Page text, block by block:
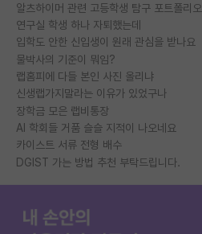
알츠하이머 관련 고등학생 탐구 포트폴리오
연구실 학생 하나 자퇴했는데
입학도 안한 신입생이 원래 관심을 받나요
물박사의 기준이 뭐임?
랩홈피에 다들 본인 사진 올리냐
신생랩가지말라는 이유가 있었구나
장학금 모은 랩비통장
AI 학회들 거품 슬슬 지적이 나오네요
카이스트 서류 전형 배수
DGIST 가는 방법 추천 부탁드립니다.